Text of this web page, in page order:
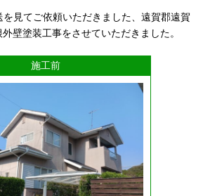
見てご依頼いただきました、遠賀郡遠賀
壁塗装工事をさせていただきました。
施工前